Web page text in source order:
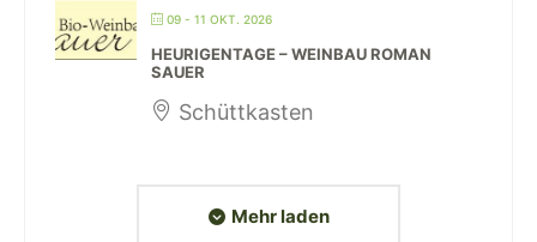
09 - 11 OKT. 2026
HEURIGENTAGE – WEINBAU ROMAN
SAUER
Schüttkasten
Mehr laden